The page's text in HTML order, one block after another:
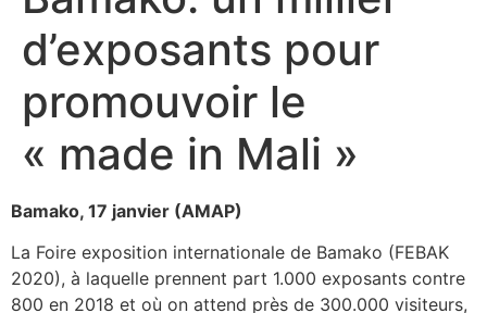
d’exposants pour
promouvoir le
« made in Mali »
Bamako, 17 janvier (AMAP)
La Foire exposition internationale de Bamako (FEBAK
2020), à laquelle prennent part 1.000 exposants contre
800 en 2018 et où on attend près de 300.000 visiteurs,